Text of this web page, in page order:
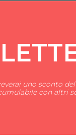
uno sconto del
con altri